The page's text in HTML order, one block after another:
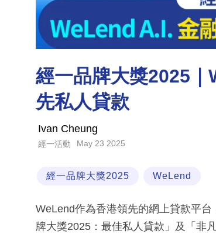
經一品牌大獎2025
先私人貸款
Ivan Cheung
經一活動 May 23 2025
經一品牌大獎2025 WeLend
WeLend作為香港領先的網上貸款平
牌大獎2025：最佳私人貸款」及「非